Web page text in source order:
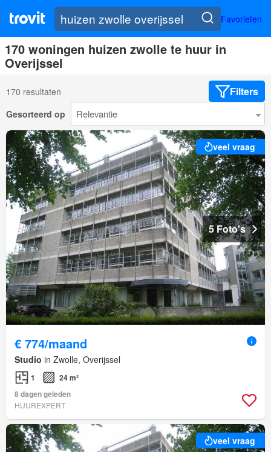
Favorieten
170 woningen huizen zwolle te huur in
Overijssel
170 resultaten Filters
Gesorteerd op
veel vraag
5 Foto's
€ 774/maand
Studio in Zwolle, Overijssel
1
24 m²
8 dagen geleden
HUUREXPERT
veel vraag